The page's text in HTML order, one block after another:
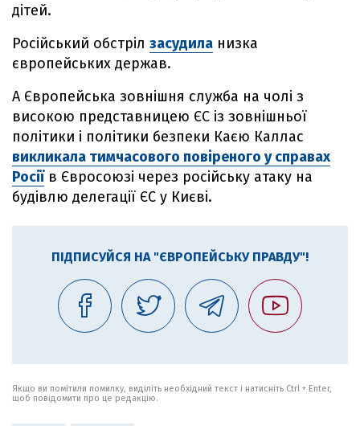
дітей.
Російський обстріл засудила низка
європейських держав.
А Європейська зовнішня служба на чолі з
високою представницею ЄС із зовнішньої
політики і політики безпеки Каєю Каллас
викликала тимчасового повіреного у справах
Росіїв Євросоюзі через російську атаку на
будівлю делегації ЄС у Києві.
ПІДПИСУЙСЯ НА "ЄВРОПЕЙСЬКУ ПРАВДУ"!
Якщо ви помітили помилку, виділіть необхідний текст і натисніть Ctrl + Enter,
щоб повідомити про це редакцію.